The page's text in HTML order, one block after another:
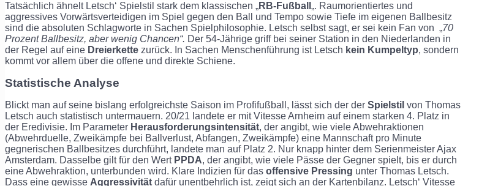
Tatsächlich ähnelt Letsch‘ Spielstil stark dem klassischen „RB-Fußball „. Raumorientiertes und
aggressives Vorwärtsverteidigen im Spiel gegen den Ball und Tempo sowie Tiefe im eigenen Ballbesitz
sind die absoluten Schlagworte in Sachen Spielphilosophie. Letsch selbst sagt, er sei kein Fan von „70
Prozent Ballbesitz, aber wenig Chancen“. Der 54-Jährige griff bei seiner Station in den Niederlanden in
der Regel auf eine Dreierkette zurück. In Sachen Menschenführung ist Letsch kein Kumpeltyp, sondern
kommt vor allem über die offene und direkte Schiene.
Statistische Analyse
Blickt man auf seine bislang erfolgreichste Saison im Profifußball, lässt sich der der Spielstil von Thomas
Letsch auch statistisch untermauern. 20/21 landete er mit Vitesse Arnheim auf einem starken 4. Platz in
der Eredivisie. Im Parameter Herausforderungsintensität, der angibt, wie viele Abwehraktionen
(Abwehrduelle, Zweikämpfe bei Ballverlust, Abfangen, Zweikämpfe) eine Mannschaft pro Minute
gegnerischen Ballbesitzes durchführt, landete man auf Platz 2. Nur knapp hinter dem Serienmeister Ajax
Amsterdam. Dasselbe gilt für den Wert PPDA, der angibt, wie viele Pässe der Gegner spielt, bis er durch
eine Abwehraktion, unterbunden wird. Klare Indizien für das offensive Pressing unter Thomas Letsch.
Dass eine gewisse Aggressivität dafür unentbehrlich ist, zeigt sich an der Kartenbilanz. Letsch‘ Vitesse